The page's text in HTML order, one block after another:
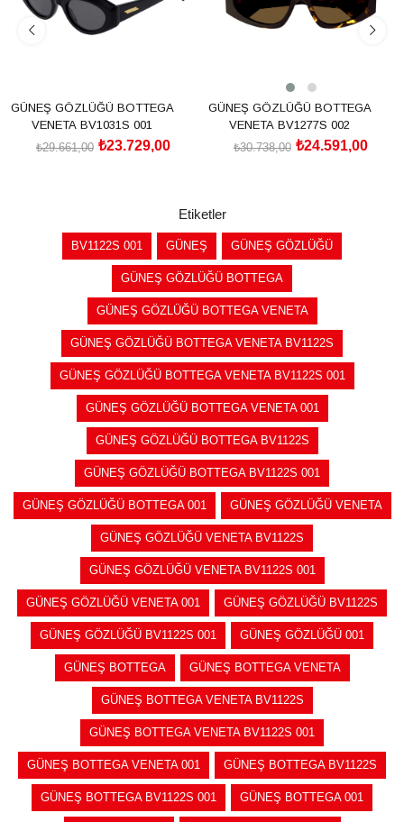
GÜNEŞ GÖZLÜĞÜ BOTTEGA
VENETA BV1031S 001
₺23.729,00
₺29.661,00
GÜNEŞ GÖZLÜĞÜ BOTTEGA
VENETA BV1277S 002
₺24.591,00
₺30.738,00
Etiketler
BV1122S 001 GÜNEŞ GÜNEŞ GÖZLÜĞÜ
GÜNEŞ GÖZLÜĞÜ BOTTEGA
GÜNEŞ GÖZLÜĞÜ BOTTEGA VENETA
GÜNEŞ GÖZLÜĞÜ BOTTEGA VENETA BV1122S
GÜNEŞ GÖZLÜĞÜ BOTTEGA VENETA BV1122S 001
GÜNEŞ GÖZLÜĞÜ BOTTEGA VENETA 001
GÜNEŞ GÖZLÜĞÜ BOTTEGA BV1122S
GÜNEŞ GÖZLÜĞÜ BOTTEGA BV1122S 001
GÜNEŞ GÖZLÜĞÜ BOTTEGA 001 GÜNEŞ GÖZLÜĞÜ VENETA
GÜNEŞ GÖZLÜĞÜ VENETA BV1122S
GÜNEŞ GÖZLÜĞÜ VENETA BV1122S 001
GÜNEŞ GÖZLÜĞÜ VENETA 001 GÜNEŞ GÖZLÜĞÜ BV1122S
GÜNEŞ GÖZLÜĞÜ BV1122S 001 GÜNEŞ GÖZLÜĞÜ 001
GÜNEŞ BOTTEGA GÜNEŞ BOTTEGA VENETA
GÜNEŞ BOTTEGA VENETA BV1122S
GÜNEŞ BOTTEGA VENETA BV1122S 001
GÜNEŞ BOTTEGA VENETA 001 GÜNEŞ BOTTEGA BV1122S
GÜNEŞ BOTTEGA BV1122S 001 GÜNEŞ BOTTEGA 001